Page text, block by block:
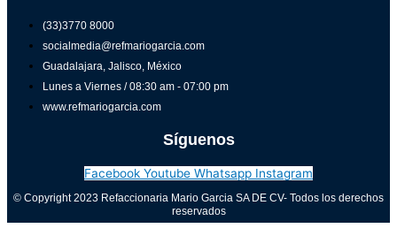
(33)3770 8000
socialmedia@refmariogarcia.com
Guadalajara, Jalisco, México
Lunes a Viernes / 08:30 am - 07:00 pm
www.refmariogarcia.com
Síguenos
Facebook Youtube Whatsapp Instagram
© Copyright 2023 Refaccionaria Mario Garcia SA DE CV- Todos los derechos
reservados